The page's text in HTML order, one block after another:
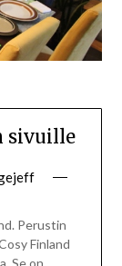
sivuille
Perustin
Finland